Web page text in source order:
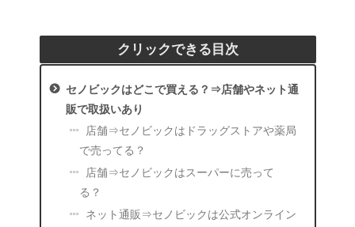
クリックできる目次
セノビックはどこで買える？⇒店舗やネット通
販で取扱いあり
店舗⇒セノビックはドラッグストアや薬局
で売ってる？
店舗⇒セノビックはスーパーに売って
る？
ネット通販⇒セノビックは公式オンライン